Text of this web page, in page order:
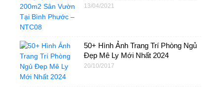
NTC08
13/04/2021
50+ Hình Ảnh Trang Trí Phòng Ngủ
Đẹp Mê Ly Mới Nhất 2024
20/10/2017